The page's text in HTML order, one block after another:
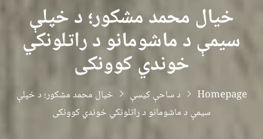
خیال محمد مشکور؛ د خپلې
سیمې د ماشومانو د راتلونکي
خوندي کوونکی
Homepage د ساحې کیسې
خیال محمد مشکور؛ د خپلې
سیمې د ماشومانو د راتلونکي خوندي کوونکی